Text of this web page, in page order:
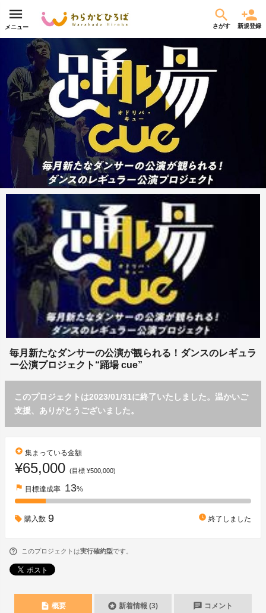
メニュー さがす 新規登録
毎月新たなダンサーの公演が観られる！ダンスのレギュラ
ー公演プロジェクト“踊場 cue”
このプロジェクトは2023/01/31に終了いたしました。温かいご
支援、ありがとうございました。
stars 集まっている金額
¥65,000 (目標 ¥500,000)
flag 目標達成率 13%
購入数 9 watch_later 終了しました
このプロジェクトは実行確約型です。
description 概要 stars 新着情報 (3) chat コメント